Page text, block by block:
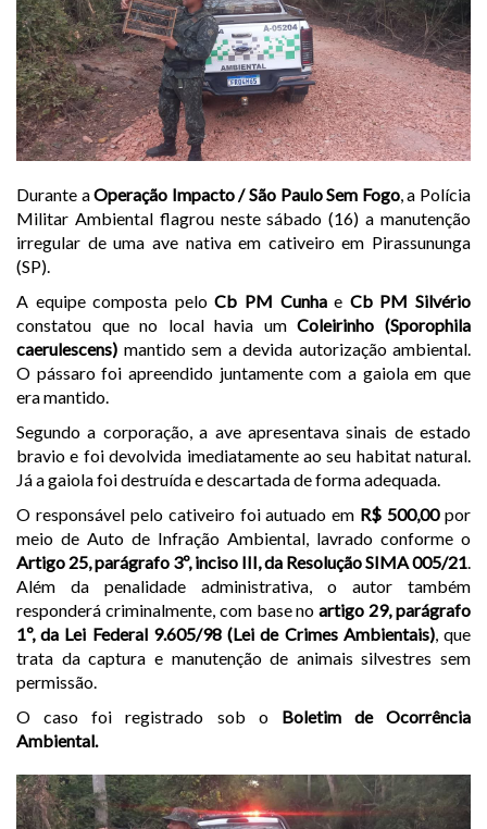
Durante aOperação Impacto / São Paulo Sem Fogo, a Polícia
Militar Ambiental flagrou neste sábado (16) a manutenção
irregular de uma ave nativa em cativeiro em Pirassununga
(SP).
A equipe composta peloCb PM Cunhae Cb PM Silvério
constatou que no local havia umColeirinho (Sporophila
caerulescens) mantido sem a devida autorização ambiental.
O pássaro foi apreendido juntamente com a gaiola em que
era mantido.
Segundo a corporação, a ave apresentava sinais de estado
bravio e foi devolvida imediatamente ao seu habitat natural.
Já a gaiola foi destruída e descartada de forma adequada.
O responsável pelo cativeiro foi autuado em R$ 500,00por
meio de Auto de Infração Ambiental, lavrado conforme o
Artigo 25, parágrafo 3º, inciso III, da Resolução SIMA 005/21
Além da penalidade administrativa, o autor também
responderá criminalmente, com base noartigo 29, parágrafo
1º, da Lei Federal 9.605/98 (Lei de Crimes Ambientais), que
trata da captura e manutenção de animais silvestres sem
permissão.
O caso foi registrado sob o Boletim de Ocorrência
Ambiental.